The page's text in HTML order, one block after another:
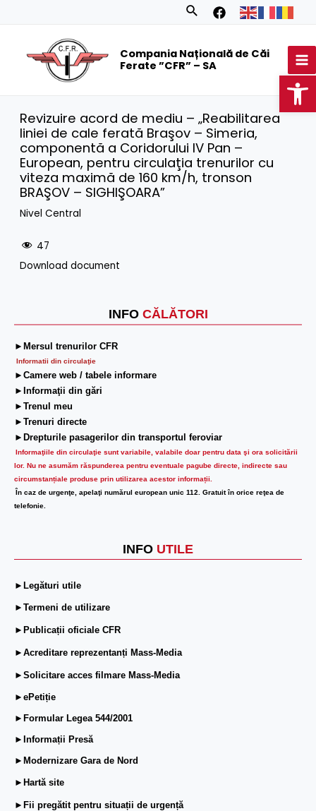
Search
Compania Națională de Căi
Ferate ”CFR” – SA
INFO CĂLĂTORI
►Mersul trenurilor CFR
Informatii din circulaţie
►Camere web / tabele informare
►Informaţii din gări
►Trenul meu
►Trenuri directe
►Drepturile pasagerilor din transportul feroviar
Informaţiile din circulaţie sunt variabile, valabile doar pentru data şi ora solicitării
lor. Nu ne asumăm răspunderea pentru eventuale pagube directe, indirecte sau
circumstanțiale produse prin utilizarea acestor informații.
În caz de urgenţe, apelaţi numărul european unic 112. Gratuit în orice reţea de
telefonie.
INFO UTILE
►Legături utile
►Termeni de utilizare
►Publicații oficiale CFR
►Acreditare reprezentanți Mass-Media
►Solicitare acces filmare Mass-Media
►ePetiție
►Formular Legea 544/2001
►Informații Presă
►Modernizare Gara de Nord
►Hartă site
►Fii pregătit pentru situații de urgență
Revizuire acord de mediu – „Reabilitarea
liniei de cale ferată Braşov – Simeria,
componentă a Coridorului IV Pan –
European, pentru circulaţia trenurilor cu
viteza maximă de 160 km/h, tronson
BRAŞOV – SIGHIŞOARA”
Nivel Central
47
Download document